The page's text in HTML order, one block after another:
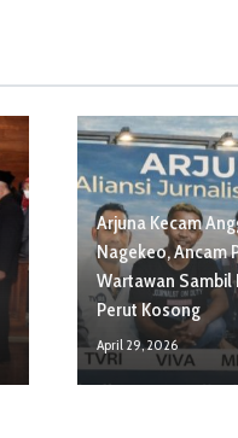
Arjuna Kecam
Nagekeo, Ancam
Wartawan Sambil
Perut Kosong
April 29, 2026